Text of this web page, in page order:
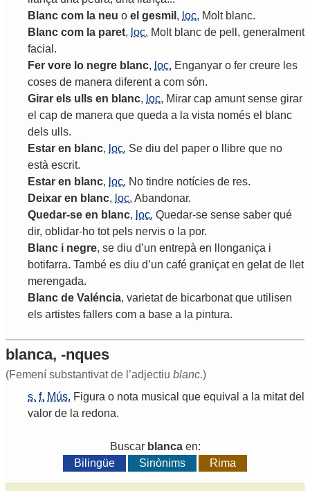
Blanc com la neu o el gesmil , loc. Molt blanc.
Blanc com la paret, loc. Molt blanc de pell , generalment
facial .
Fer vore lo negre blanc, loc. Enganyar o fer creure les
coses de manera diferent a com són.
Girar els ulls en blanc, loc. Mirar cap amunt sense girar
el cap de manera que queda a la vista només el blanc
dels ulls.
Estar en blanc, loc. Se diu del paper o llibre que no
està escrit.
Estar en blanc, loc. No tindre notícies de res.
Deixar en blanc, loc. Abandonar.
Quedar-se en blanc, loc. Quedar-se sense saber qué
dir, oblidar-ho tot pels nervis o la por.
Blanc i negre, se diu d’un entrepà en llonganiça i
botifarra. També es diu d’un café graniçat en gelat de
llet
merengada.
Blanc de Valéncia, varietat de bicarbonat que utilisen
els artistes fallers com a base a la pintura.
blanca, -nques
(Femení substantivat de l’adjectiu blanc.)
s. f. Mús. Figura o nota musical que equival a la mitat del
valor de la redona.
Buscar blancaen:
Bilingüe
Sinònims Rima